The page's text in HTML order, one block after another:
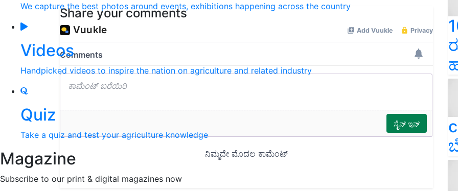
We capture the best photos around events, exhibitions happening across the country
Videos
Handpicked videos to inspire the nation on agriculture and related industry
Quiz
Take a quiz and test your agriculture knowledge
Magazine
Subscribe to our print & digital magazines now
Share your comments